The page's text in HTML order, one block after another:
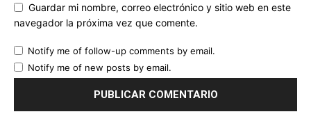
Guardar mi nombre, correo electrónico y sitio web en este
navegador la próxima vez que comente.
Notify me of follow-up comments by email.
Notify me of new posts by email.